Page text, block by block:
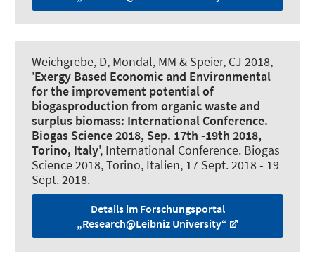
Weichgrebe, D, Mondal, MM & Speier, CJ 2018,
'Exergy Based Economic and Environmental
for the improvement potential of
biogasproduction from organic waste and
surplus biomass: International Conference.
Biogas Science 2018, Sep. 17th -19th 2018,
Torino, Italy', International Conference. Biogas
Science 2018, Torino, Italien, 17 Sept. 2018- 19
Sept. 2018.
Details im Forschungsportal
„Research@Leibniz University“